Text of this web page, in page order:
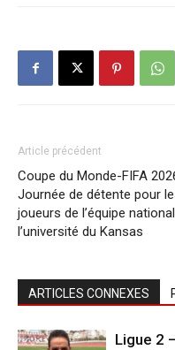
Article précédent
Coupe du Monde-FIFA
Journée de détente pour
joueurs de l’équipe
l’université du Kansas
ARTICLES CONNEXES
Ligue 2